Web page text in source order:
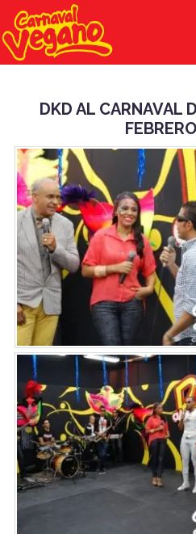
DKD AL CARNAVAL